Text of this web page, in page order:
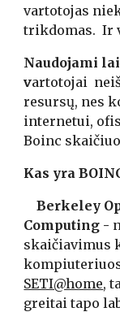
vartotojas
trikdomas. Ir
Naudojami
vartotojai
resursų, nes
internetui,
Boinc
Kas yra
    Berkeley Open Infrastructure for Network
Computing -
skaičiavimus
SETI@home,
greitai tapo